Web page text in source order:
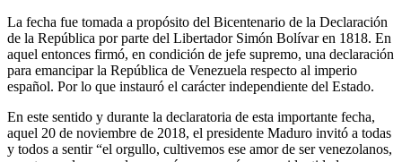
La fecha fue tomada a propósito del Bicentenario de la Declaración
de la República por parte del Libertador Simón Bolívar en 1818. En
aquel entonces firmó, en condición de jefe supremo, una declaración
para emancipar la República de Venezuela respecto al imperio
español. Por lo que instauró el carácter independiente del Estado.
En este sentido y durante la declaratoria de esta importante fecha,
aquel 20 de noviembre de 2018, el presidente Maduro invitó a todas
y todos a sentir “el orgullo, cultivemos ese amor de ser venezolanos,